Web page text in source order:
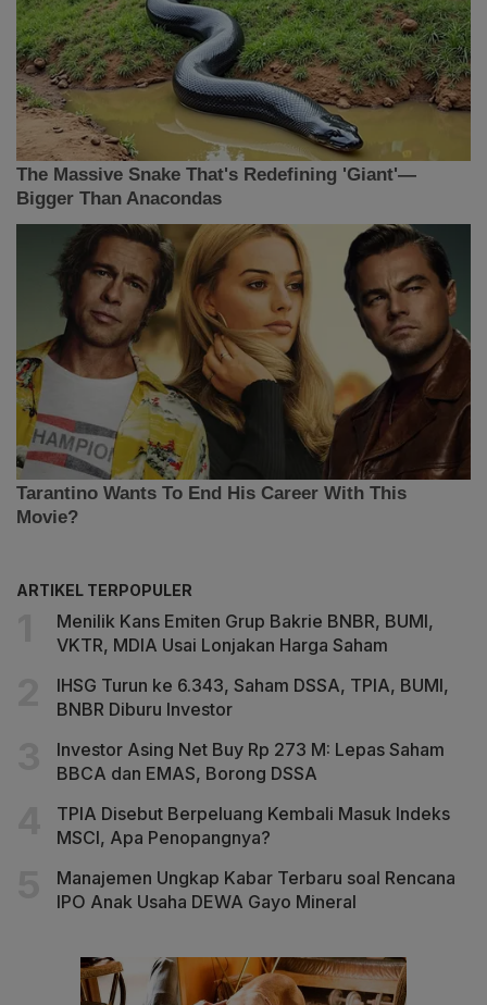
ARTIKEL TERPOPULER
Menilik Kans Emiten Grup Bakrie BNBR, BUMI,
VKTR, MDIA Usai Lonjakan Harga Saham
IHSG Turun ke 6.343, Saham DSSA, TPIA, BUMI,
BNBR Diburu Investor
Investor Asing Net Buy Rp 273 M: Lepas Saham
BBCA dan EMAS, Borong DSSA
TPIA Disebut Berpeluang Kembali Masuk Indeks
MSCI, Apa Penopangnya?
Manajemen Ungkap Kabar Terbaru soal Rencana
IPO Anak Usaha DEWA Gayo Mineral